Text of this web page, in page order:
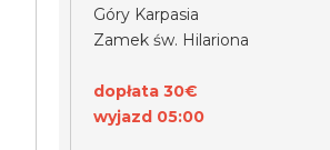
Góry Karpasia
Zamek św. Hilariona
dopłata 30€
wyjazd 05:00